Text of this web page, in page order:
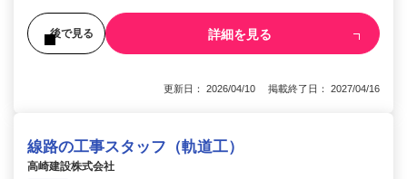
後で見る 詳細を見る
更新日： 2026/04/10 掲載終了日： 2027/04/16
線路の工事スタッフ（軌道工）
高崎建設株式会社